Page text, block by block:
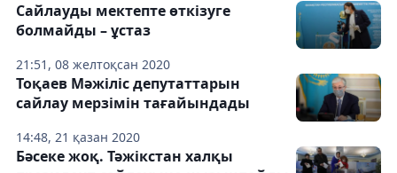
21:51, 08 желтоқсан 2020
Сайлауды мектепте өткізуге
болмайды – ұстаз
14:48, 21 қазан 2020
Тоқаев Мәжіліс депутаттарын
сайлау мерзімін тағайындады
Бәсеке жоқ. Тәжікстан халқы